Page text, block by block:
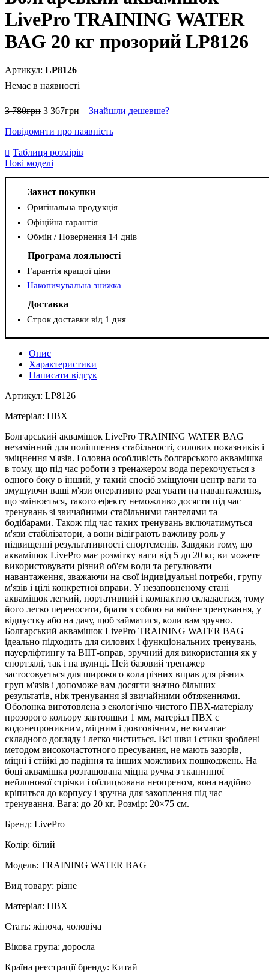
LivePro TRAINING WATER
BAG 20 кг прозорий LP8126
LP8126
Немає в наявності
3 780грн 3 367грн
Знайшли дешевше?
Повідомити про наявність
Таблиця розмірів
Нові моделі
Захист покупки
Оригінальна продукція
Офіційна гарантія
Обмін / Повернення 14 днів
Програма лояльності
Гарантія кращої ціни
Накопичувальна знижка
Доставка
Строк доставки від 1 дня
Опис
Характеристики
Написати відгук
Артикул: LP8126
Матеріал: ПВХ
Болгарський аквамішок LivePro TRAINING WATER BAG
незамінний для поліпшення стабільності, силових показників і
зміцнення м'язів. Головна особливість болгарського аквамішка
в тому, що під час роботи з тренажером вода перекочується з
одного боку в інший, у такий спосіб зміщуючи центр ваги та
змушуючи ваші м'язи оперативно реагувати на навантаження,
що змінюється, такого ефекту неможливо досягти під час
тренувань зі звичайними стабільними гантелями та
бодібарами. Також під час таких тренувань включатимуться
м'язи стабілізатори, а вони відіграють важливу роль у
підвищенні результативності спортсменів. Завдяки тому, що
аквамішок LivePro має розмітку ваги від 5 до 20 кг, ви можете
використовувати різний об'єм води та регулювати
навантаження, зважаючи на свої індивідуальні потреби, групу
м'язів і цілі конкретної вправи. У незаповненому стані
аквамішок легкий, портативний і компактно складається, тому
його легко переносити, брати з собою на виїзне тренування, у
відпустку або на дачу, щоб займатися, коли вам зручно.
Болгарський аквамішок LivePro TRAINING WATER BAG
ідеально підходить для силових і функціональних тренувань,
пауерліфтингу та ВІІТ-вправ, зручний для використання як у
спортзалі, так і на вулиці. Цей базовий тренажер
застосовується для широкого кола різних вправ для різних
груп м'язів і допоможе вам досягти значно більших
результатів, ніж тренування зі звичайними обтяженнями.
Оболонка виготовлена з екологічно чистого ПВХ-матеріалу
прозорого кольору завтовшки 1 мм, матеріал ПВХ є
водонепроникним, міцним і довговічним, не вимагає
складного догляду і легко чиститься. Всі шви і стики зроблені
методом високочастотного пресування, не мають зазорів,
міцні і стійкі до падіння та інших можливих пошкоджень. На
боці аквамішка розташована міцна ручка з тканинної
нейлонової стрічки і облицьована неопреном, вона надійно
кріпиться до корпусу і зручна для захоплення під час
тренування. Вага: до 20 кг. Розмір: 20×75 см.
Бренд: LivePro
Колір: білий
Модель: TRAINING WATER BAG
Вид товару: різне
Матеріал: ПВХ
Стать: жіноча, чоловіча
Вікова група: доросла
Країна реєстрації бренду: Китай